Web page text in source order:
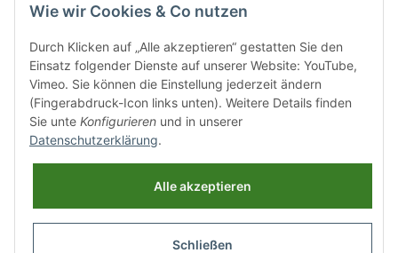
Gesetzliche Informationen
Wie wir Cookies & Co nutzen
Durch Klicken auf „Alle akzeptieren“ gestatten Sie den
Einsatz folgender Dienste auf unserer Website: YouTube,
Vimeo. Sie können die Einstellung jederzeit ändern
(Fingerabdruck-Icon links unten). Weitere Details finden
Sie unte Konfigurieren und in unserer
Datenschutzerklärung.
Alle akzeptieren
Schließen